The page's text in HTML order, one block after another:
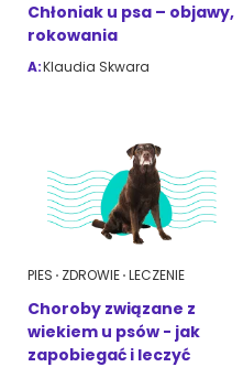
Chłoniak u psa – objawy,
rokowania
A:Klaudia Skwara
PIES ZDROWIE LECZENIE
Choroby związane z
wiekiem u psów - jak
zapobiegać i leczyć